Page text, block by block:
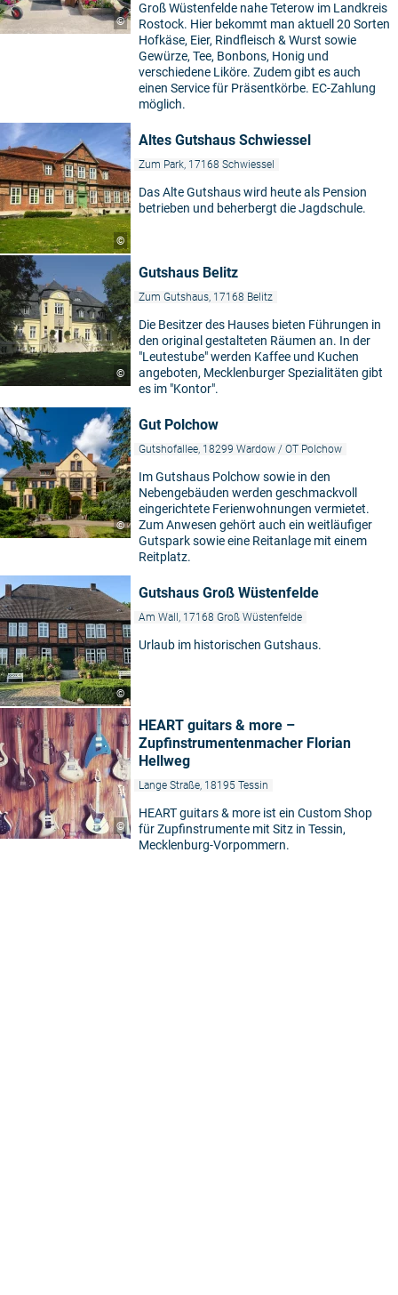
©
Groß Wüstenfelde nahe Teterow im Landkreis
Rostock. Hier bekommt man aktuell 20 Sorten
Hofkäse, Eier, Rindfleisch & Wurst sowie
Gewürze, Tee, Bonbons, Honig und
verschiedene Liköre. Zudem gibt es auch
einen Service für Präsentkörbe. EC-Zahlung
möglich.
©
Altes Gutshaus Schwiessel
Zum Park, 17168 Schwiessel
Das Alte Gutshaus wird heute als Pension
betrieben und beherbergt die Jagdschule.
©
Gutshaus Belitz
Zum Gutshaus, 17168 Belitz
Die Besitzer des Hauses bieten Führungen in
den original gestalteten Räumen an. In der
"Leutestube" werden Kaffee und Kuchen
angeboten, Mecklenburger Spezialitäten gibt
es im "Kontor".
©
Gut Polchow
Gutshofallee, 18299 Wardow / OT Polchow
Im Gutshaus Polchow sowie in den
Nebengebäuden werden geschmackvoll
eingerichtete Ferienwohnungen vermietet.
Zum Anwesen gehört auch ein weitläufiger
Gutspark sowie eine Reitanlage mit einem
Reitplatz.
©
Gutshaus Groß Wüstenfelde
Am Wall, 17168 Groß Wüstenfelde
Urlaub im historischen Gutshaus.
©
HEART guitars & more –
Zupfinstrumentenmacher Florian
Hellweg
Lange Straße, 18195 Tessin
HEART guitars & more ist ein Custom Shop
für Zupfinstrumente mit Sitz in Tessin,
Mecklenburg-Vorpommern.